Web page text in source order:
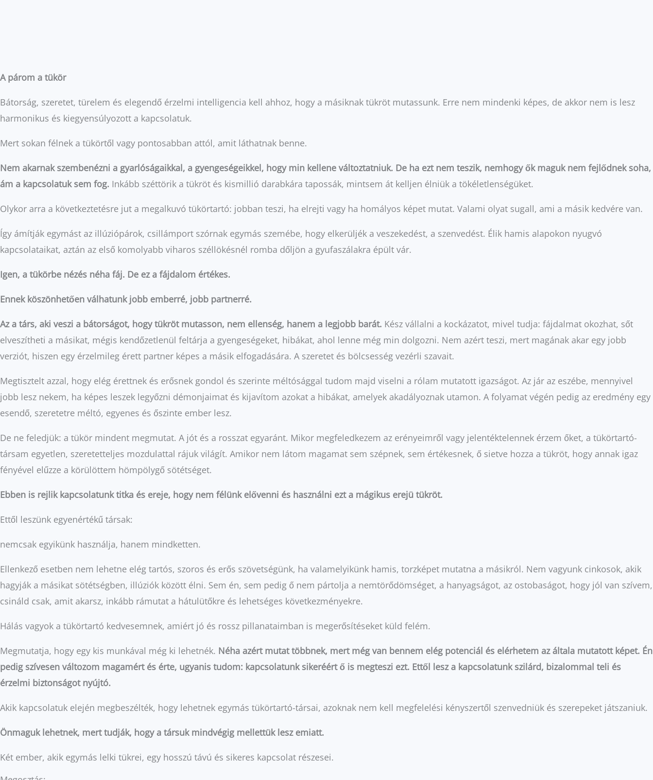
A párom a tükör
Bátorság, szeretet, türelem és elegendő érzelmi intelligencia kell ahhoz, hogy a másiknak tükröt mutassunk. Erre nem mindenki képes, de akkor nem is lesz
harmonikus és kiegyensúlyozott a kapcsolatuk.
Mert sokan félnek a tükörtől vagy pontosabban attól, amit láthatnak benne.
Nem akarnak szembenézni a gyarlóságaikkal, a gyengeségeikkel, hogy min kellene változtatniuk. De ha ezt nem teszik, nemhogy ők maguk nem fejlődnek soha,
ám a kapcsolatuk sem fog. Inkább széttörik a tükröt és kismillió darabkára tapossák, mintsem át kelljen élniük a tökéletlenségüket.
Olykor arra a következtetésre jut a megalkuvó tükörtartó: jobban teszi, ha elrejti vagy ha homályos képet mutat. Valami olyat sugall, ami a másik kedvére van.
Így ámítják egymást az illúziópárok, csillámport szórnak egymás szemébe, hogy elkerüljék a veszekedést, a szenvedést. Élik hamis alapokon nyugvó
kapcsolataikat, aztán az első komolyabb viharos széllökésnél romba dőljön a gyufaszálakra épült vár.
Igen, a tükörbe nézés néha fáj. De ez a fájdalom értékes.
Ennek köszönhetően válhatunk jobb emberré, jobb partnerré.
Az a társ, aki veszi a bátorságot, hogy tükröt mutasson, nem ellenség, hanem a legjobb barát. Kész vállalni a kockázatot, mivel tudja: fájdalmat okozhat, sőt
elveszítheti a másikat, mégis kendőzetlenül feltárja a gyengeségeket, hibákat, ahol lenne még min dolgozni. Nem azért teszi, mert magának akar egy jobb
verziót, hiszen egy érzelmileg érett partner képes a másik elfogadására. A szeretet és bölcsesség vezérli szavait.
Megtisztelt azzal, hogy elég érettnek és erősnek gondol és szerinte méltósággal tudom majd viselni a rólam mutatott igazságot. Az jár az eszébe, mennyivel
jobb lesz nekem, ha képes leszek legyőzni démonjaimat és kijavítom azokat a hibákat, amelyek akadályoznak utamon. A folyamat végén pedig az eredmény egy
esendő, szeretetre méltó, egyenes és őszinte ember lesz.
De ne feledjük: a tükör mindent megmutat. A jót és a rosszat egyaránt. Mikor megfeledkezem az erényeimről vagy jelentéktelennek érzem őket, a tükörtartó-
társam egyetlen, szeretetteljes mozdulattal rájuk világít. Amikor nem látom magamat sem szépnek, sem értékesnek, ő sietve hozza a tükröt, hogy annak igaz
fényével elűzze a körülöttem hömpölygő sötétséget.
Ebben is rejlik kapcsolatunk titka és ereje, hogy nem félünk elővenni és használni ezt a mágikus erejü tükröt.
Ettől leszünk egyenértékű társak:
nemcsak egyikünk használja, hanem mindketten.
Ellenkező esetben nem lehetne elég tartós, szoros és erős szövetségünk, ha valamelyikünk hamis, torzképet mutatna a másikról. Nem vagyunk cinkosok, akik
hagyják a másikat sötétségben, illúziók között élni. Sem én, sem pedig ő nem pártolja a nemtörődömséget, a hanyagságot, az ostobaságot, hogy jól van szívem,
csináld csak, amit akarsz, inkább rámutat a hátulütőkre és lehetséges következményekre.
Hálás vagyok a tükörtartó kedvesemnek, amiért jó és rossz pillanataimban is megerősítéseket küld felém.
Megmutatja, hogy egy kis munkával még ki lehetnék. Néha azért mutat többnek, mert még van bennem elég potenciál és elérhetem az általa mutatott képet. Én
pedig szívesen változom magamért és érte, ugyanis tudom: kapcsolatunk sikeréért ő is megteszi ezt. Ettől lesz a kapcsolatunk szilárd, bizalommal teli és
érzelmi biztonságot nyújtó.
Akik kapcsolatuk elején megbeszélték, hogy lehetnek egymás tükörtartó-társai, azoknak nem kell megfelelési kényszertől szenvedniük és szerepeket játszaniuk.
Önmaguk lehetnek, mert tudják, hogy a társuk mindvégig mellettük lesz emiatt.
Két ember, akik egymás lelki tükrei, egy hosszú távú és sikeres kapcsolat részesei.